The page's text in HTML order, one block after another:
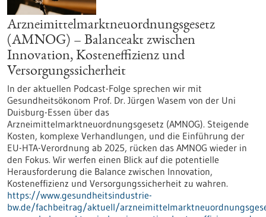
Arzneimittelmarktneuordnungsgesetz
(AMNOG) – Balanceakt zwischen
Innovation, Kosteneffizienz und
Versorgungssicherheit
In der aktuellen Podcast-Folge sprechen wir mit
Gesundheitsökonom Prof. Dr. Jürgen Wasem von der Uni
Duisburg-Essen über das
Arzneimittelmarktneuordnungsgesetz (AMNOG). Steigende
Kosten, komplexe Verhandlungen, und die Einführung der
EU-HTA-Verordnung ab 2025, rücken das AMNOG wieder in
den Fokus. Wir werfen einen Blick auf die potentielle
Herausforderung die Balance zwischen Innovation,
Kosteneffizienz und Versorgungssicherheit zu wahren.
https://www.gesundheitsindustrie-
bw.de/fachbeitrag/aktuell/